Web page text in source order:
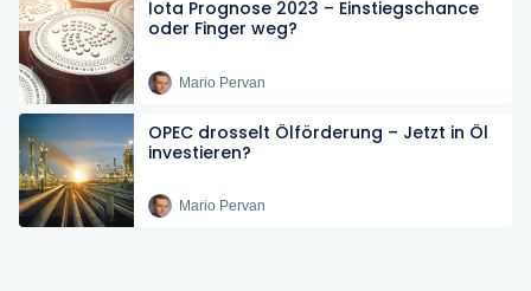
Iota Prognose 2023 – Einstiegschance
oder Finger weg?
Mario Pervan
OPEC drosselt Ölförderung – Jetzt in Öl
investieren?
Mario Pervan